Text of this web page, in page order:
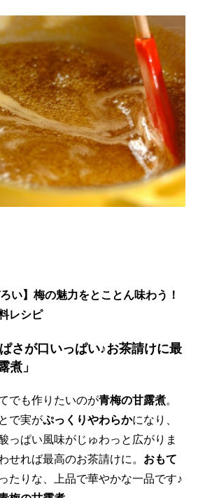
い】梅の魅力をとことん味わう！
レシピ
さが口いっぱい♪お茶請けに最
煮」
でも作りたいのが青梅の甘露煮。
で実がぷっくりやわらかになり、
っぱい風味がじゅわっと広がりま
せれば最高のお茶請けに。 おもて
たりな、上品で華やかな一品です♪